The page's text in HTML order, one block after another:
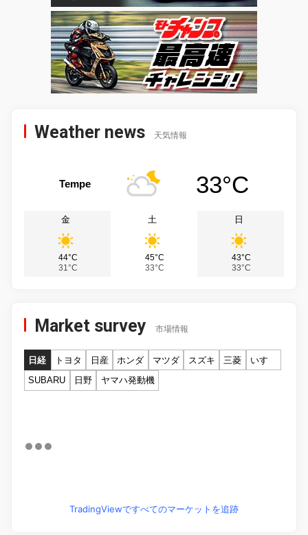
Weather news 天気情報
Tempe 33°C
金
44°C
31°C
土
45°C
33°C
日
43°C
33°C
Market survey 市場情報
日経 トヨタ 日産 ホンダ マツダ スズキ 三菱
いすゞ
SUBARU
日野 ヤマハ発動機
TradingViewですべてのマーケットを追跡